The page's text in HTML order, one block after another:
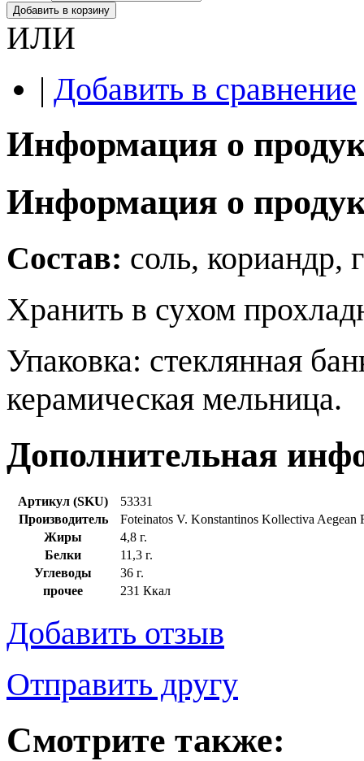
Добавить в корзину
ИЛИ
| Добавить в сравнение
Информация о
Информация о
Состав: соль, кориандр,
Хранить в сухом
Упаковка: стеклянная
керамическая мельница.
Дополнительная
Артикул (SKU)
53331
Производитель
Foteinatos V. Konstantinos Kollectiva Aegean
Жиры
4,8 г.
Белки
11,3 г.
Углеводы
36 г.
прочее
231 Ккал
Добавить отзыв
Отправить другу
Смотрите также: